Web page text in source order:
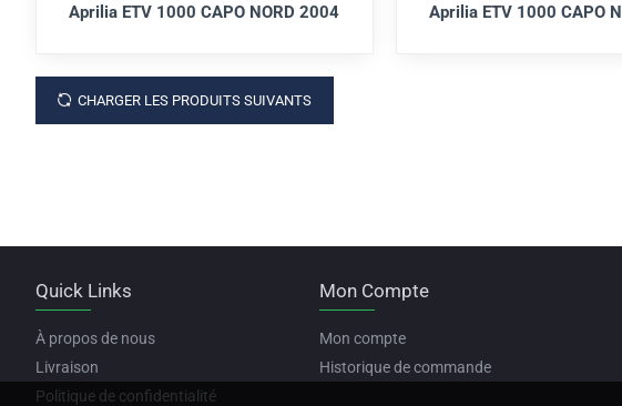
Aprilia ETV 1000 CAPO NORD 2004 Aprilia ETV 1000 CAPO
CHARGER LES PRODUITS SUIVANTS
Quick Links
À propos de nous
Livraison
Politique de confidentialité
Mon Compte
Mon compte
Historique de commande